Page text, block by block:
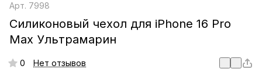
Арт. 7998
Силиконовый чехол для iPhone 16 Pro
Max Ультрамарин
0 Нет отзывов